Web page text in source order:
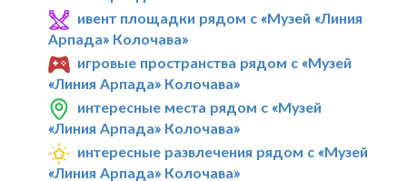
ивент площадки рядом с «Музей «Линия
Арпада» Колочава»
игровые пространства рядом с «Музей
«Линия Арпада» Колочава»
интересные места рядом с «Музей
«Линия Арпада» Колочава»
интересные развлечения рядом с «Музей
«Линия Арпада» Колочава»